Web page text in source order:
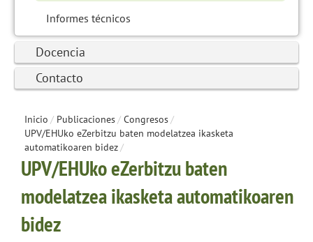
Informes técnicos
Docencia
Contacto
Inicio / Publicaciones/ Congresos/
UPV/EHUko eZerbitzu baten modelatzea ikasketa
automatikoaren bidez/
UPV/EHUko eZerbitzu baten
modelatzea ikasketa automatikoaren
bidez